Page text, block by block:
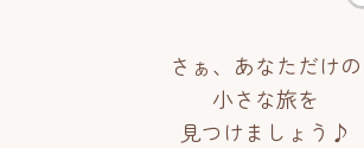
さぁ、あなただけの
小さな旅を
見つけましょう♪